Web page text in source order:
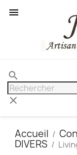

search
clear
Accueil
DIVERS